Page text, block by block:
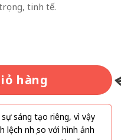
tinh tế.
hàng
sáng tạo riêng, vì vậy
nhẹ so với hình ảnh